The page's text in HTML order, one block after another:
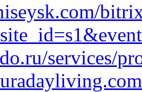
services/